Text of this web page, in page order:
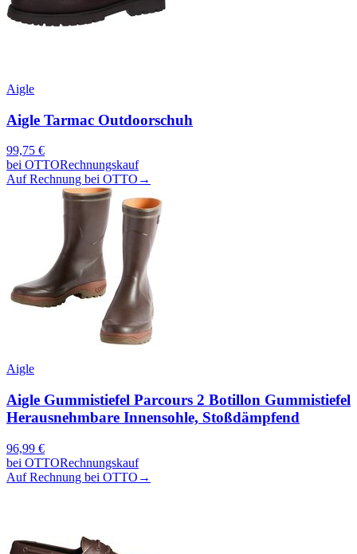
Aigle
Aigle Tarmac Outdoorschuh
99,75 €
bei OTTORechnungskauf
Auf Rechnung bei OTTO →
Aigle
Aigle Gummistiefel Parcours 2 Botillon Gummistiefel
Herausnehmbare Innensohle, Stoßdämpfend
96,99 €
bei OTTORechnungskauf
Auf Rechnung bei OTTO →